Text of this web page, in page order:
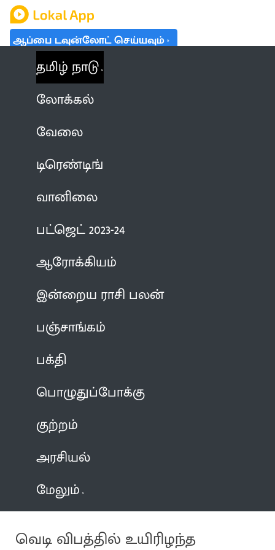
ஆப்பை டவுன்லோட் செய்யவும்
தமிழ் நாடு
லோக்கல்
வேலை
டிரெண்டிங்
வானிலை
பட்ஜெட் 2023-24
ஆரோக்கியம்
இன்றைய ராசி பலன்
பஞ்சாங்கம்
பக்தி
பொழுதுப்போக்கு
குற்றம்
அரசியல்
மேலும்
வெடி விபத்தில் உயிரிழந்த